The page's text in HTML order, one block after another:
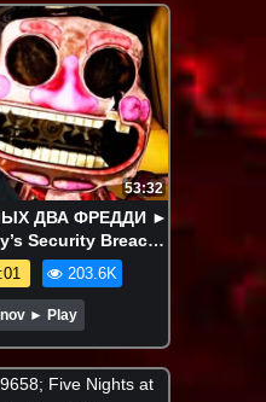
53:32
ДВА ФРЕДДИ ►
Security Breach
203.6K
► Play